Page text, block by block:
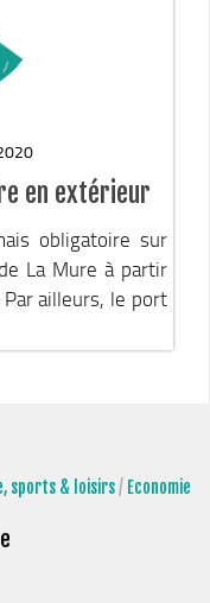
Isère
en extérieur
obligatoire sur
La Mure à partir
ailleurs, le port
sports & loisirs/ Economie